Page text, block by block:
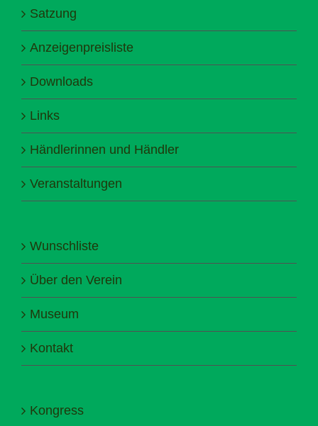
Satzung
Anzeigenpreisliste
Downloads
Links
Händlerinnen und Händler
Veranstaltungen
Wunschliste
Über den Verein
Museum
Kontakt
Kongress